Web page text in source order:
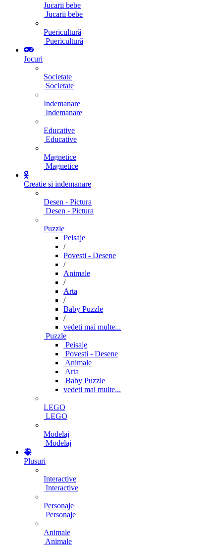
Jucarii bebe
Jucarii bebe
Puericultură
Puericultură
Jocuri
Societate
Societate
Indemanare
Indemanare
Educative
Educative
Magnetice
Magnetice
Creatie si indemanare
Desen - Pictura
Desen - Pictura
Puzzle
Peisaje
/
Povesti - Desene
/
Animale
/
Arta
/
Baby Puzzle
/
vedeti mai multe...
Puzzle
Peisaje
Povesti - Desene
Animale
Arta
Baby Puzzle
vedeti mai multe...
LEGO
LEGO
Modelaj
Modelaj
Plusuri
Interactive
Interactive
Personaje
Personaje
Animale
Animale